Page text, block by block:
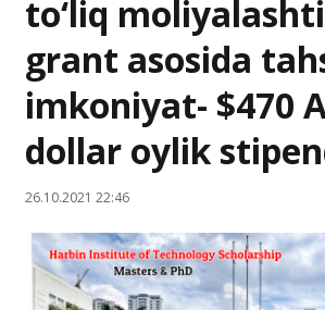
to‘liq
grant asosida
imkoniyat- $470
dollar oylik
26.10.2021 22:46